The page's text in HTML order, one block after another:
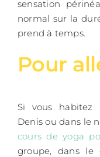
sensation
normal sur la
prend à temps.
Pour
Si vous habitez
Denis ou dans le
cours de yoga
groupe, dans le